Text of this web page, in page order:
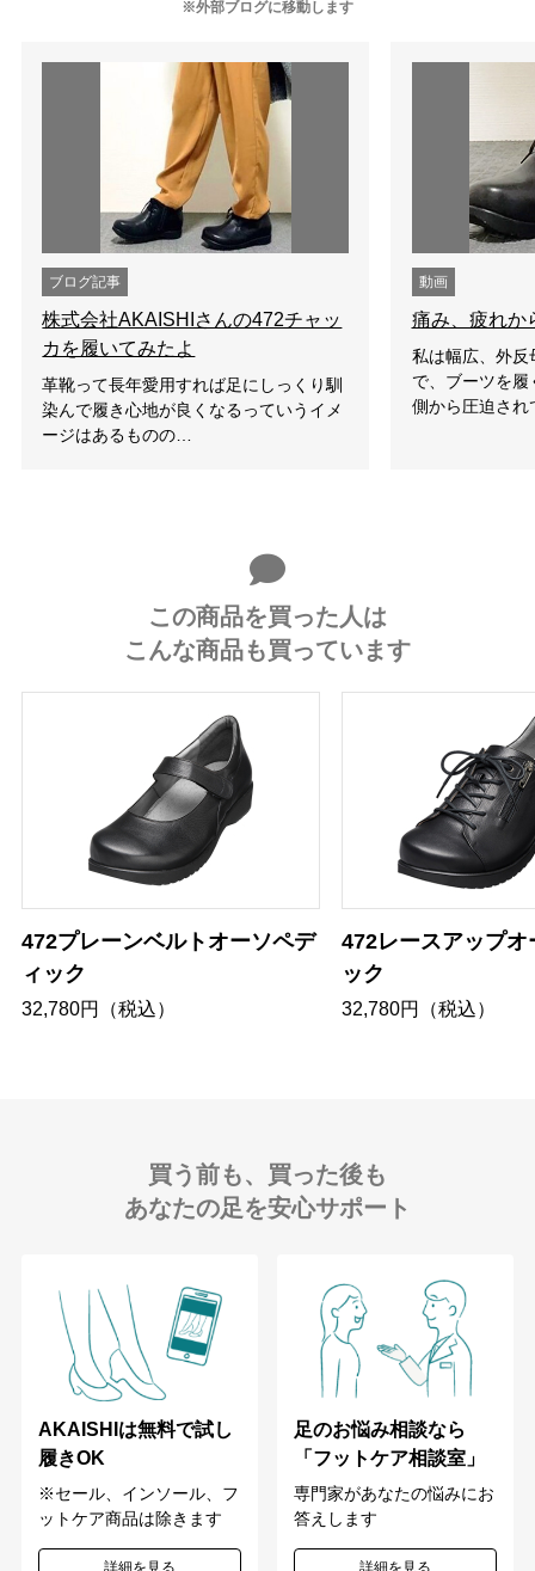
※外部ブログに移動します
ブログ記事
株式会社AKAISHIさんの472チャッ
カを履いてみたよ
革靴って長年愛用すれば足にしっくり馴
染んで履き心地が良くなるっていうイメ
ージはあるものの…
動画
痛み、疲れか
私は幅広、外反
で、ブーツを
側から圧迫さ
この商品を買った人は
こんな商品も買っています
472プレーンベルトオーソペデ
ィック
32,780円（税込）
472レースアップオ
ック
32,780円（税込）
買う前も、買った後も
あなたの足を安心サポート
AKAISHIは無料で試し
履きOK
※セール、インソール、フ
ットケア商品は除きます
詳細を見る
足のお悩み相談なら
「フットケア相談室」
専門家があなたの悩みにお
答えします
詳細を見る